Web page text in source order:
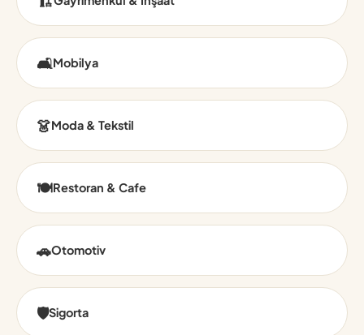
🛋️Mobilya
👗Moda & Tekstil
🍽️Restoran & Cafe
🚗Otomotiv
🛡️Sigorta